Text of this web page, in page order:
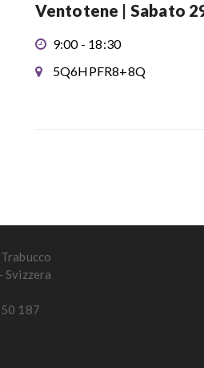
Ventotene | Sabato
9:00 - 18:30
5Q6HPFR8+8Q
Svizzera
187